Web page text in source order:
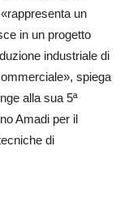
un
in un progetto
industriale di
spiega
alla sua 5ª
Ama­di per il
di